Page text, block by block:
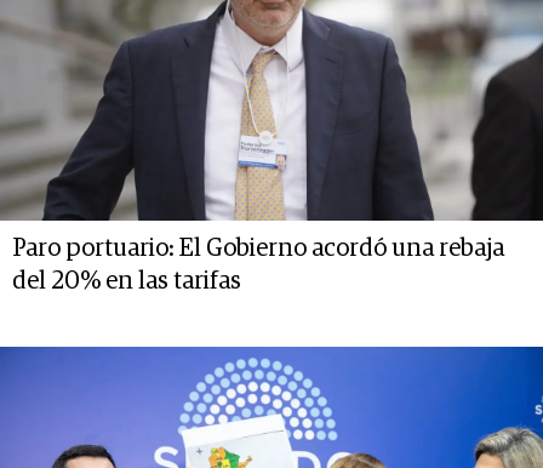
Paro portuario: El Gobierno acordó una rebaja
del 20% en las tarifas